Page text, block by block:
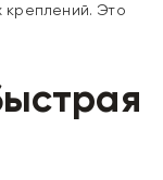
Это